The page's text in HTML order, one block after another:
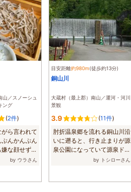
山／スノーシュ
ング
(2件)
ら言われて
んかんぷん
な顔せずに
by ウラさん
目安距離約980m(徒歩約13分)
銅山川
大蔵村（最上郡）南山／運河・河川
景観
3.9 (11件)
肘折温泉郷を流れる銅山川沿
いに遡ると、行き止まりが源
泉公園になっていて源泉ドー
by トシローさん